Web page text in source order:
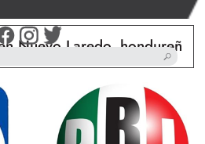
Laredo, hondureño muere